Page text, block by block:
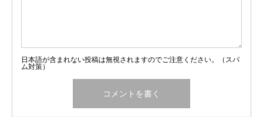
日本語が含まれない投稿は無視されますのでご注意ください。（スパ
ム対策）